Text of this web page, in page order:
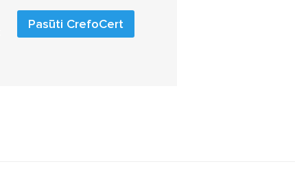
Pasūti CrefoCert